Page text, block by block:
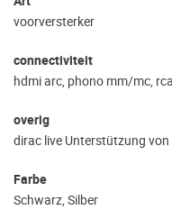
voorversterker
connectiviteit
hdmi arc, phono mm/mc,
overig
dirac live Unterstützung von
Farbe
Schwarz, Silber